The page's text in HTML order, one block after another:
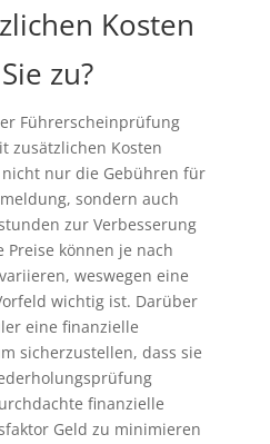
Kosten
zu?
Führerscheinprüfung
zusätzlichen Kosten
nur die Gebühren für
sondern auch
zur Verbesserung
können je nach
weswegen eine
wichtig ist. Darüber
eine finanzielle
sicherzustellen, dass sie
finanzielle
Geld zu minimieren